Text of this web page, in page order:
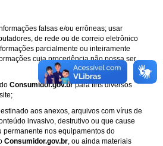
falsas e/ou errôneas; usar
de rede ou de correio eletrônico
parcialmente ou inteiramente
cuja procedência não possa ser
Consumidor.gov.brpara fins diversos
aos anexos, arquivos com vírus de
invasivo, destrutivo ou que cause
permanente nos equipamentos do
Consumidor.gov.br , ou ainda materiais